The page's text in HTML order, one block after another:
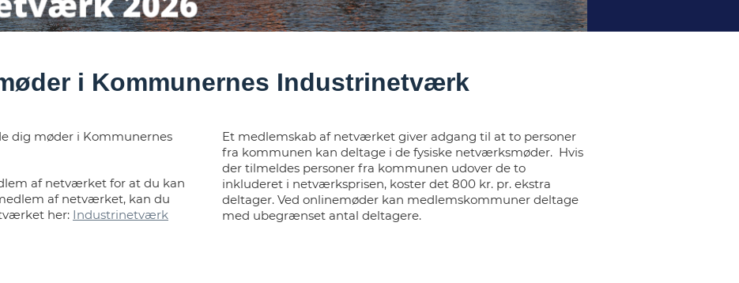
i Kommunernes Industrinetværk
dig møder i Kommunernes
af netværket for at du kan
af netværket, kan du
her: Industrinetværk
Et medlemskab af netværket giver adgang til at to personer
fra kommunen kan deltage i de fysiske netværksmøder. Hvis
der tilmeldes personer fra kommunen udover de to
inkluderet i netværksprisen, koster det 800 kr. pr. ekstra
deltager. Ved onlinemøder kan medlemskommuner deltage
med ubegrænset antal deltagere.